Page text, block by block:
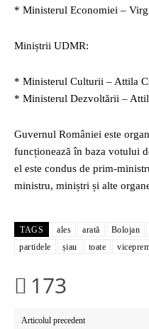
* Ministerul Economiei –
Miniștrii UDMR:
* Ministerul Culturii – Attila
* Ministerul Dezvoltării –
Guvernul României este
funcționează în baza votului
el este condus de prim-
ministru, miniștri și alte
TAGS ales arată Bolojan
partidele
șiau toate
173
Articolul precedent